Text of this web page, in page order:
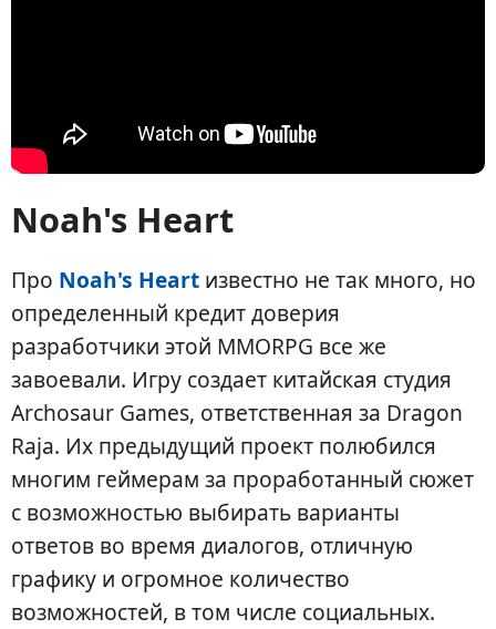
Noah's Heart
Про Noah's Heart известно не так много, но
определенный кредит доверия
разработчики этой MMORPG все же
завоевали. Игру создает китайская студия
Archosaur Games, ответственная за Dragon
Raja. Их предыдущий проект полюбился
многим геймерам за проработанный сюжет
с возможностью выбирать варианты
ответов во время диалогов, отличную
графику и огромное количество
возможностей, в том числе социальных.